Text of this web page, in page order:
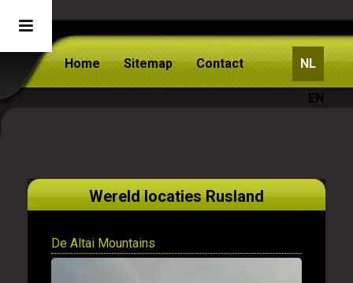
Home Sitemap Contact NL
EN
Wereld locaties Rusland
De Altai Mountains